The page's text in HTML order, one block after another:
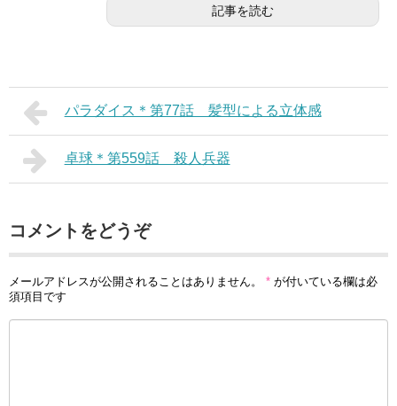
記事を読む
パラダイス＊第77話 髪型による立体感
卓球＊第559話 殺人兵器
コメントをどうぞ
メールアドレスが公開されることはありません。 * が付いている欄は必
須項目です